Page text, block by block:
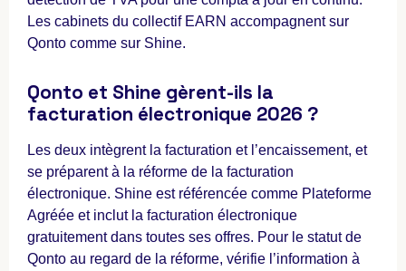
Les cabinets du collectif EARN accompagnent sur
Qonto comme sur Shine.
Qonto et Shine gèrent-ils la
facturation électronique 2026 ?
Les deux intègrent la facturation et l’encaissement, et
se préparent à la réforme de la facturation
électronique. Shine est référencée comme Plateforme
Agréée et inclut la facturation électronique
gratuitement dans toutes ses offres. Pour le statut de
Qonto au regard de la réforme, vérifie l’information à